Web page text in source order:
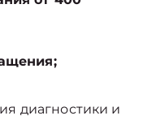
диагностики и